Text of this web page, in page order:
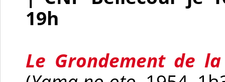
19h
Le Grondement de